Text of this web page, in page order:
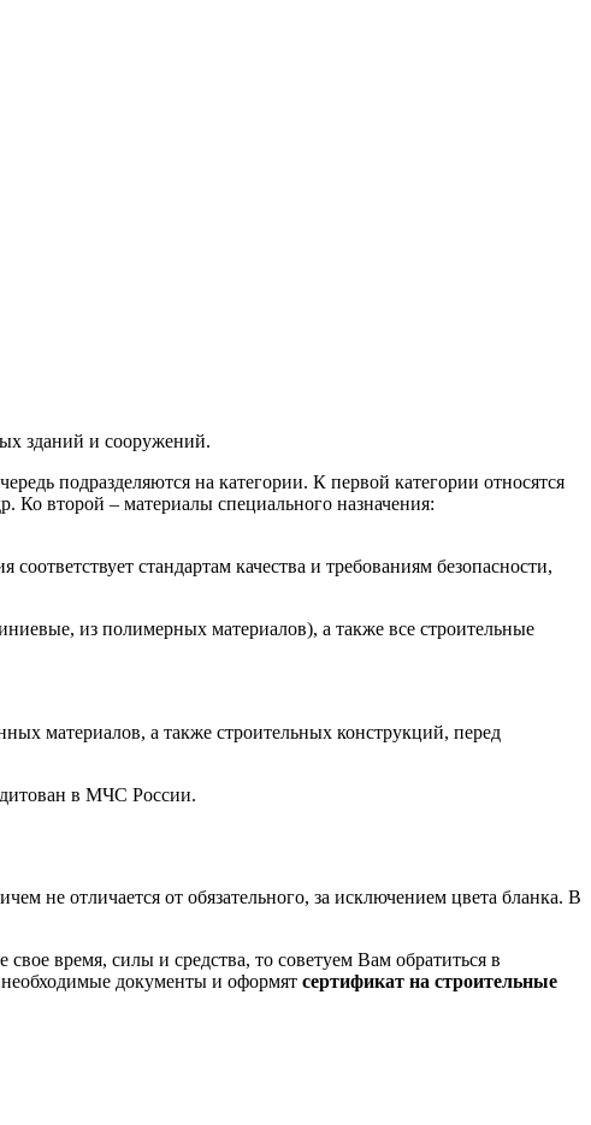
зданий и сооружений.
подразделяются на категории. К первой категории относятся
Ко второй – материалы специального назначения:
стандартам качества и требованиям безопасности,
из полимерных материалов), а также все строительные
материалов, а также строительных конструкций, перед
в МЧС России.
не отличается от обязательного, за исключением цвета бланка. В
время, силы и средства, то советуем Вам обратиться в
документы и оформят сертификат на строительные